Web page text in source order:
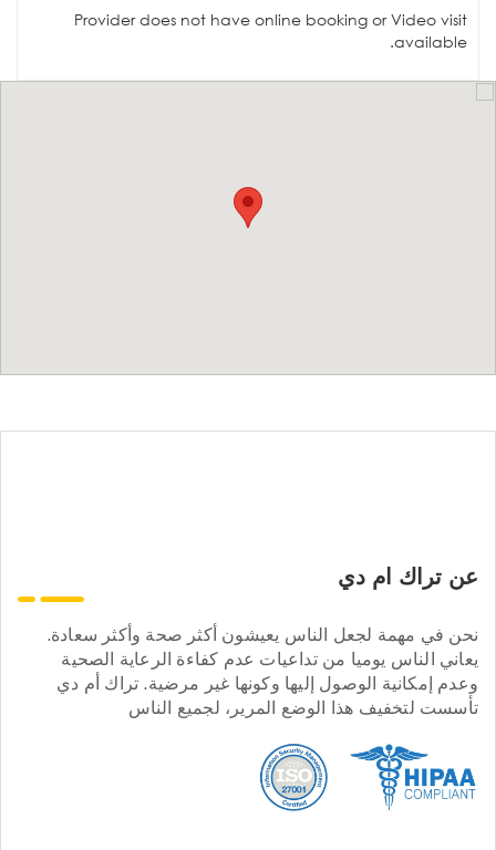
Provider does not have online booking or Video visit
available.
عن تراك ام دي
نحن في مهمة لجعل الناس يعيشون أكثر صحة وأكثر سعادة.
يعاني الناس يوميا من تداعيات عدم كفاءة الرعاية الصحية
وعدم إمكانية الوصول إليها وكونها غير مرضية. تراك أم دي
تأسست لتخفيف هذا الوضع المرير، لجميع الناس